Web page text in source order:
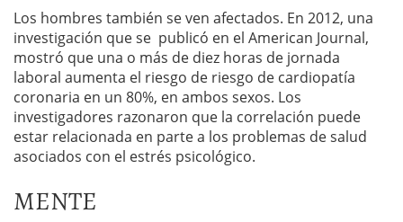
Los hombres también se ven afectados. En 2012, una
investigación que se publicó en el American Journal,
mostró que una o más de diez horas de jornada
laboral aumenta el riesgo de riesgo de cardiopatía
coronaria en un 80%, en ambos sexos. Los
investigadores razonaron que la correlación puede
estar relacionada en parte a los problemas de salud
asociados con el estrés psicológico.
MENTE